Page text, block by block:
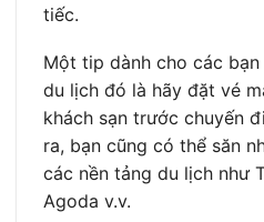
tiếc.
Một tip dành cho các
du lịch đó là hãy đặt vé
khách sạn trước chuyến
ra, bạn cũng có thể săn
các nền tảng du lịch như
Agoda v.v.